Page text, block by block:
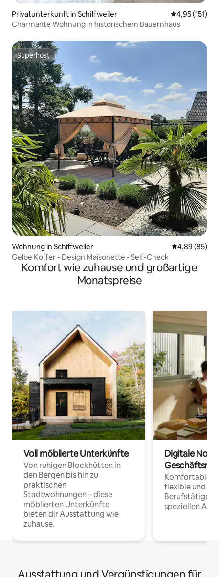
Privatunterkunft in Schiffweiler
4,95 (151)
Charmante Wohnung in historischem Bauernhaus
Superhost
Superhost
Wohnung in Schiffweiler
4,89 (85)
Gelbe Koffer - Design Maisonette - Self-Check
Komfort wie zuhause und großartige
Monatspreise
Voll möblierte Unterkünfte
Von ruhigen Blockhütten in
den Bergen bis hin zu
praktischen
Stadtwohnungen – diese
möblierten Unterkünfte
bieten dir Ausstattung wie
zuhause.
Digitale
Komfortable
flexible und
Berufstätige
speziellen